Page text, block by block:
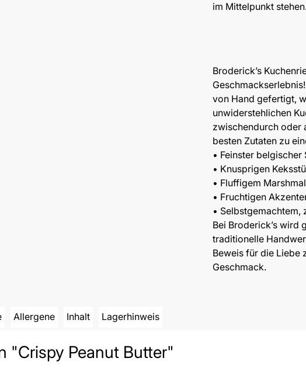
im Mittelpunkt
Broderick’s
von Hand gefertigt,
unwiderstehlichen
zwischendurch oder
besten Zutaten zu
• Feinster
• Knusprigen
• Fluffigem
• Fruchtigen
• Selbstgemachtem,
Bei Broderick’s wird
traditionelle
Beweis für die Liebe
Geschmack.
Allergene Inhalt Lagerhinweis
"Crispy Peanut Butter"